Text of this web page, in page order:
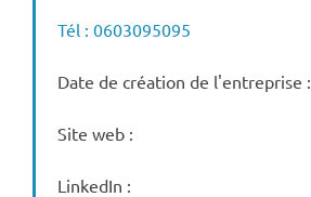
Tél : 0603095095
Date de création de l'entreprise :
Site web :
LinkedIn :